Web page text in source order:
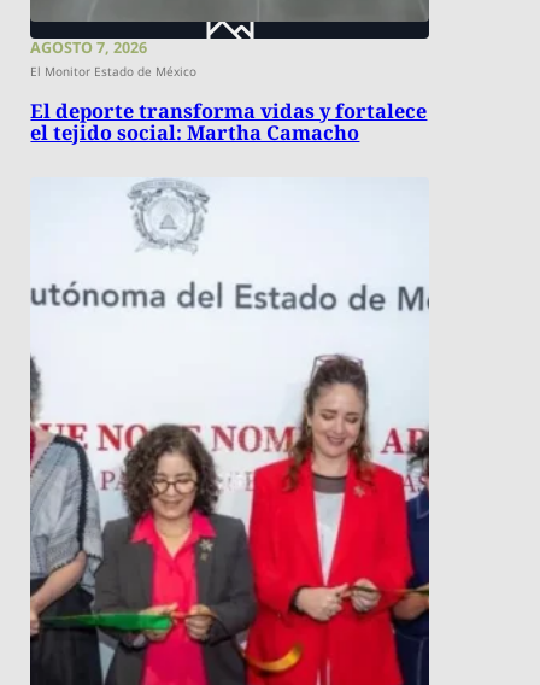
AGOSTO 7, 2026
El Monitor Estado de México
El deporte transforma vidas y fortalece
el tejido social: Martha Camacho